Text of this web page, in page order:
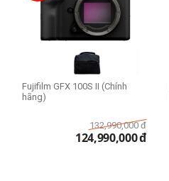
Fujifilm GFX 100S II (Chính
hãng)
132,990,000 đ
124,990,000đ